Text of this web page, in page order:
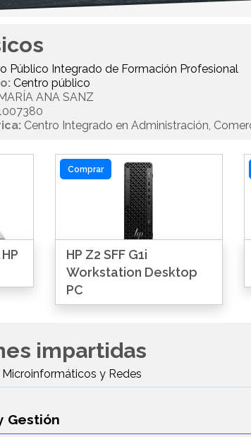
Público Integrado de Formación Profesional
Centro público
ANA SANZ
Centro Integrado en Administración,
Comprar
HP Z2 SFF G1i
Workstation Desktop
PC
impartidas
y Redes
Gestión